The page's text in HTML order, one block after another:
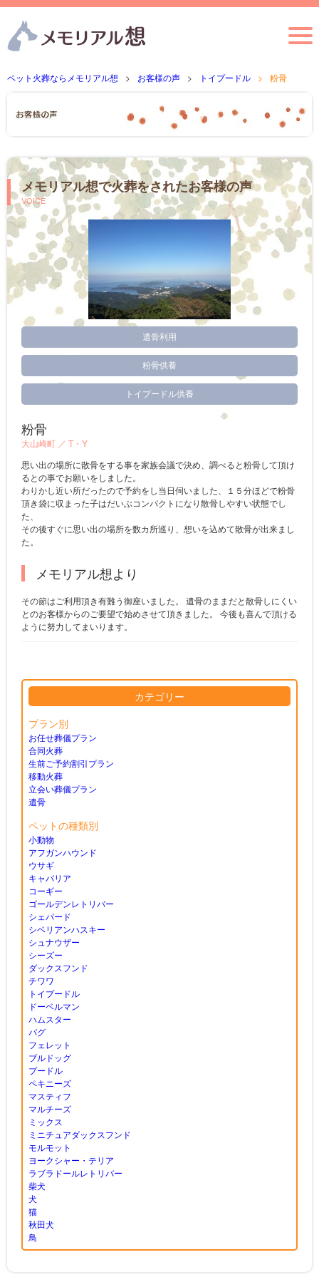
ペット火葬ならメモリアル想 お客様の声 トイプードル 粉骨
メモリアル想で火葬をされたお客様の声
VOICE
遺骨利用
粉骨供養
トイプードル供養
粉骨
大山崎町 ／ T・Y
思い出の場所に散骨をする事を家族会議で決め、調べると粉骨して頂け
るとの事でお願いをしました。
わりかし近い所だったので予約をし当日伺いました、１５分ほどで粉骨
頂き袋に収まった子はだいぶコンパクトになり散骨しやすい状態でし
た、
その後すぐに思い出の場所を数カ所巡り、想いを込めて散骨が出来まし
た。
メモリアル想より
その節はご利用頂き有難う御座いました。 遺骨のままだと散骨しにくい
とのお客様からのご要望で始めさせて頂きました。 今後も喜んで頂ける
ように努力してまいります。
カテゴリー
プラン別
お任せ葬儀プラン
合同火葬
生前ご予約割引プラン
移動火葬
立会い葬儀プラン
遺骨
ペットの種類別
小動物
アフガンハウンド
ウサギ
キャバリア
コーギー
ゴールデンレトリバー
シェパード
シベリアンハスキー
シュナウザー
シーズー
ダックスフンド
チワワ
トイプードル
ドーベルマン
ハムスター
パグ
フェレット
ブルドッグ
プードル
ペキニーズ
マスティフ
マルチーズ
ミックス
ミニチュアダックスフンド
モルモット
ヨークシャー・テリア
ラブラドールレトリバー
柴犬
犬
猫
秋田犬
鳥